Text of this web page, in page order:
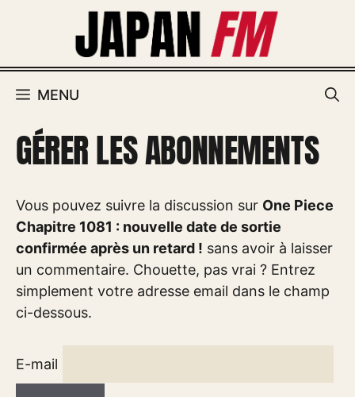
MENU
GÉRER LES ABONNEMENTS
Vous pouvez suivre la discussion sur One Piece
Chapitre 1081 : nouvelle date de sortie
confirmée après un retard ! sans avoir à laisser
un commentaire. Chouette, pas vrai ? Entrez
simplement votre adresse email dans le champ
ci-dessous.
E-mail